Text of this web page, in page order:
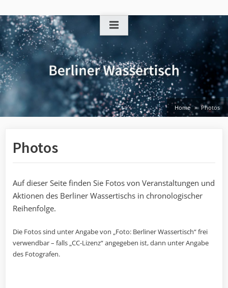
to
content
Home Photos
Photos
Auf dieser Seite finden Sie Fotos von Veranstaltungen und
Aktionen des Berliner Wassertischs in chronologischer
Reihenfolge.
Die Fotos sind unter Angabe von „Foto: Berliner Wassertisch“ frei
verwendbar – falls „CC-Lizenz“ angegeben ist, dann unter Angabe
des Fotografen.